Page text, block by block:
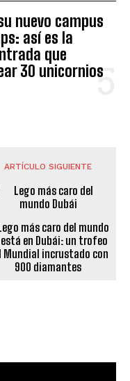
nuevo campus
así es la
que
30 unicornios
ARTÍCULO SIGUIENTE
más caro del mundo
en Dubái: un trofeo
Mundial incrustado con
900 diamantes